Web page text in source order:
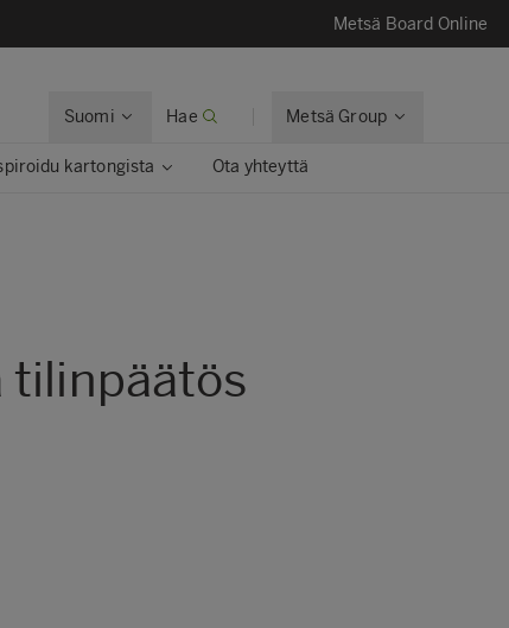
Metsä Board Online
Suomi Hae Metsä Group
kartongista Ota yhteyttä
tilinpäätös